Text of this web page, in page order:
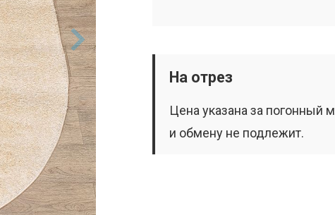
На отрез
Цена указана за погонный
и обмену не подлежит.